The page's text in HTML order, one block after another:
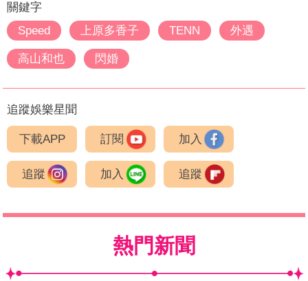
關鍵字
Speed
上原多香子 TENN 外遇
高山和也 閃婚
追蹤娛樂星聞
下載APP 訂閱 加入
追蹤 加入 追蹤
熱門新聞